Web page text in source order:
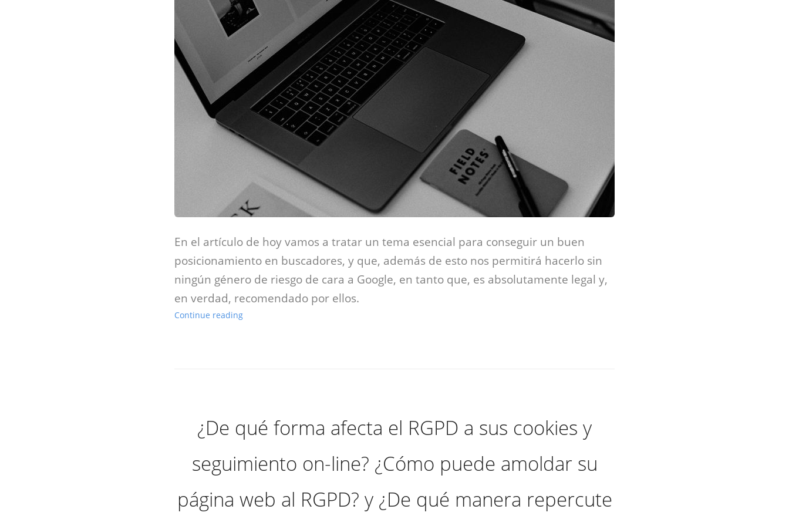
En el artículo de hoy vamos a tratar un tema esencial para conseguir un buen
posicionamiento en buscadores, y que, además de esto nos permitirá hacerlo sin
ningún género de riesgo de cara a Google, en tanto que, es absolutamente legal y,
en verdad, recomendado por ellos.
Continue reading
¿De qué forma afecta el RGPD a sus cookies y
seguimiento on-line? ¿Cómo puede amoldar su
página web al RGPD? y ¿De qué manera repercute